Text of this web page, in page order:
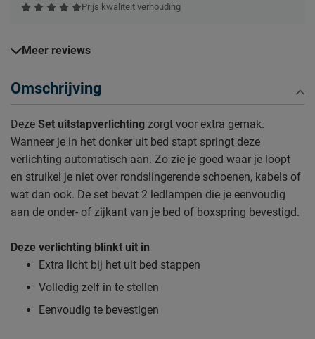
Prijs kwaliteit verhouding
Meer reviews
Omschrijving
Deze Set uitstapverlichting zorgt voor extra gemak.
Wanneer je in het donker uit bed stapt springt deze
verlichting automatisch aan. Zo zie je goed waar je loopt
en struikel je niet over rondslingerende schoenen, kabels of
wat dan ook. De set bevat 2 ledlampen die je eenvoudig
aan de onder- of zijkant van je bed of boxspring bevestigd.
Deze verlichting blinkt uit in
Extra licht bij het uit bed stappen
Volledig zelf in te stellen
Eenvoudig te bevestigen